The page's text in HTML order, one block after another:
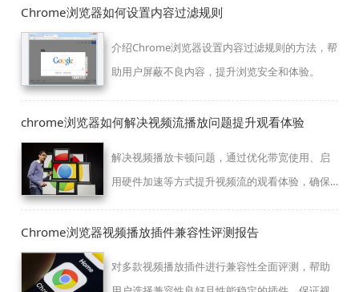
Chrome浏览器如何设置内容过滤规则
介绍Chrome浏览器设置内容过滤规则的方法，帮
助用户屏蔽不良内容，提升浏览安全和体验。
chrome浏览器如何解决视频流播放问题提升观看体验
解决视频播放卡顿问题，通过优化带宽使用、启
用硬件加速等方式提升视频流的观看体验，确保
Chrome浏览器视频播放插件兼容性评测报告
对多款视频播放插件进行兼容性全面评测，帮助